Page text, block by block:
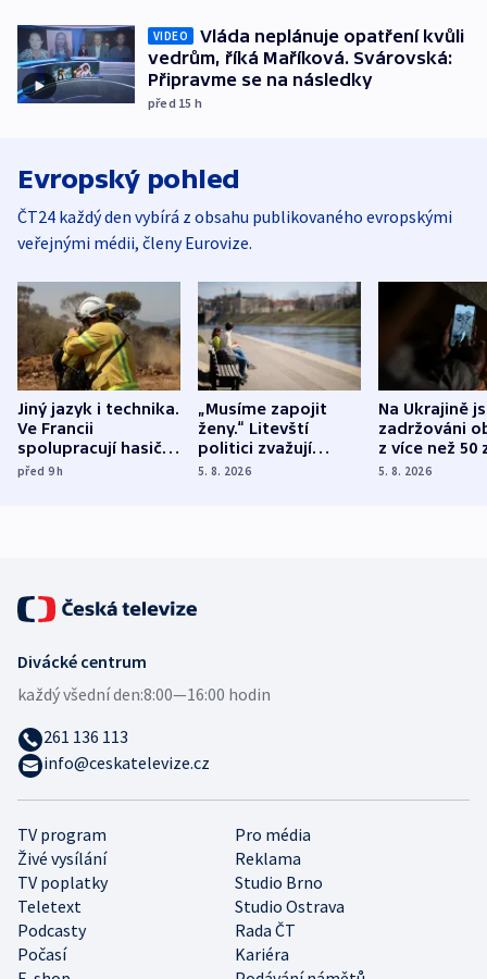
VIDEO
Vláda neplánuje opatření kvůli
vedrům, říká Maříková. Svárovská:
Připravme se na následky
před 15 h
Evropský pohled
ČT24 každý den vybírá z obsahu publikovaného evropskými
veřejnými médii, členy Eurovize.
Jiný jazyk i technika.
Ve Francii
spolupracují hasiči z
různých zemí
před 9h
„Musíme zapojit
ženy.“ Litevští
politici zvažují
dohodu o
5. 8. 2026
Na Ukrajině
zadržováni
z více než 50
Bojovali na
5. 8. 2026
TV program
Pro média
Živé vysílání
Reklama
TV poplatky
Studio Brno
Teletext
Studio Ostrava
Podcasty
Rada ČT
Počasí
Kariéra
Divácké centrum
každý všední den:8:00—16:00 hodin
261 136 113
info@ceskatelevize.cz